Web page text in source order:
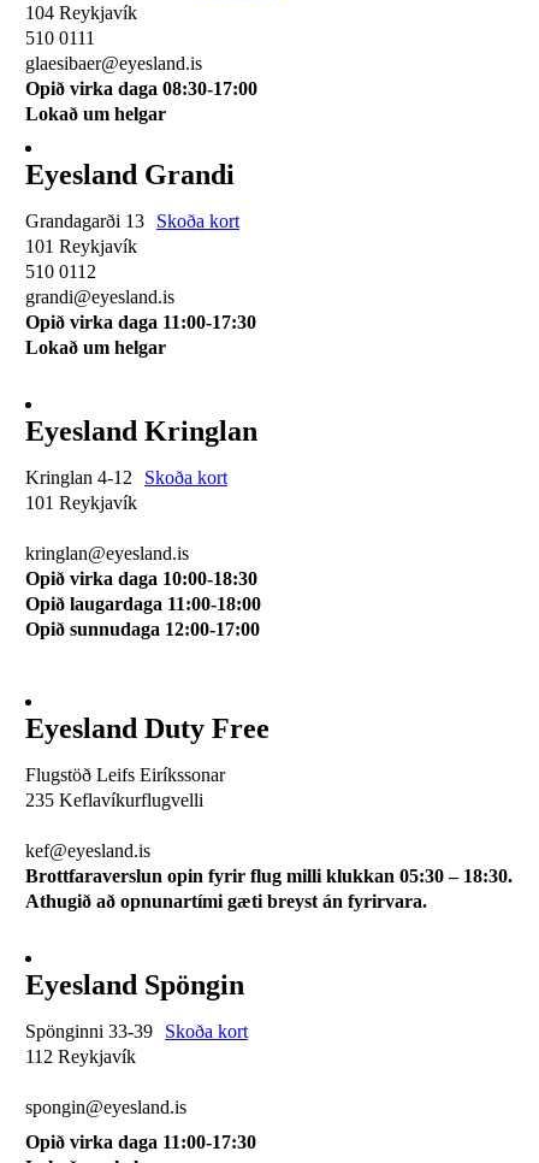
104 Reykjavík
510 0111
glaesibaer@eyesland.is
Opið virka daga 08:30-17:00
Lokað um helgar
Eyesland Grandi
Grandagarði 13
Skoða kort
101 Reykjavík
510 0112
grandi@eyesland.is
Opið virka daga 11:00-17:30
Lokað um helgar
Eyesland Kringlan
Kringlan 4-12
Skoða kort
101 Reykjavík
kringlan@eyesland.is
Opið virka daga 10:00-18:30
Opið laugardaga 11:00-18:00
Opið sunnudaga 12:00-17:00
Eyesland Duty Free
Flugstöð Leifs Eiríkssonar
235 Keflavíkurflugvelli
kef@eyesland.is
Brottfaraverslun opin fyrir flug milli klukkan 05:30 – 18:30.
Athugið að opnunartími gæti breyst án fyrirvara.
Eyesland Spöngin
Spönginni 33-39
Skoða kort
112 Reykjavík
spongin@eyesland.is
Opið virka daga 11:00-17:30